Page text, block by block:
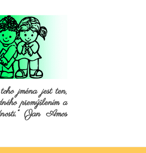
jména jest ten,
přemýšlením a
(Jan Amos